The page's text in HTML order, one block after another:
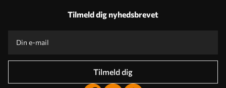
Tilmeld dig nyhedsbrevet
Tilmeld dig